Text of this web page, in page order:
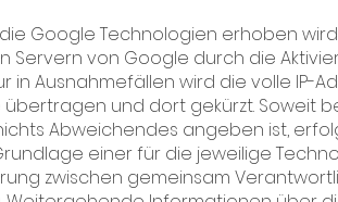
Google Technologien erhoben
Servern von Google durch die
in Ausnahmefällen wird die volle IP-
und dort gekürzt. Soweit
Abweichendes angeben ist,
einer für die jeweilige
zwischen gemeinsam